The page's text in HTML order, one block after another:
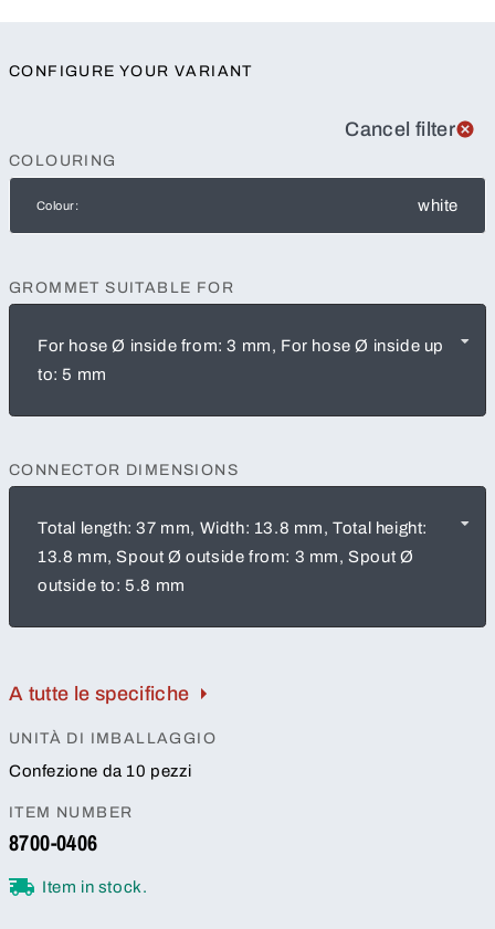
CONFIGURE YOUR VARIANT
Cancel filter
COLOURING
Colour: white
GROMMET SUITABLE FOR
For hose Ø inside from: 3 mm, For hose Ø inside up
to: 5 mm
CONNECTOR DIMENSIONS
Total length: 37 mm, Width: 13.8 mm, Total height:
13.8 mm, Spout Ø outside from: 3 mm, Spout Ø
outside to: 5.8 mm
A tutte le specifiche
UNITÀ DI IMBALLAGGIO
Confezione da 10 pezzi
ITEM NUMBER
8700-0406
Item in stock.